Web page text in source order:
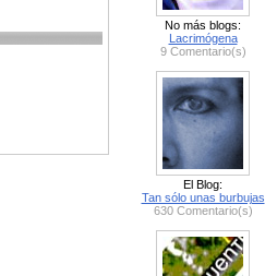
No más blogs:
Lacrimógena
9 Comentario(s)
El Blog:
Tan sólo unas burbujas
630 Comentario(s)